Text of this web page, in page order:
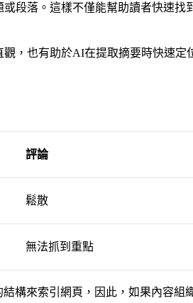
段落。這樣不僅能幫助讀者快速
，也有助於AI在提取摘要時快速
評論
鬆散
無法抓到重點
構來索引網頁，因此，如果內容